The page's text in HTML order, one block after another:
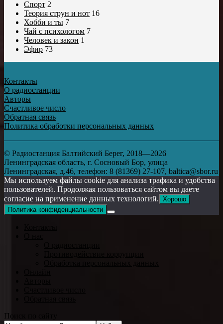
Спорт 2
Теория струн и нот 16
Хобби и ты 7
Чай с психологом 7
Человек и закон 1
Эфир 73
Контакты
О радиостанции
Авторы
Счастливое число
Обратная связь
Политика обработки персональных данных
© Радиостанция Балтийский Берег, 2018—2026
Ленинградская область, г. Сосновый Бор, улица
Ленинградская, д.46, телефон: 8 (81369) 27-107, baltica@sbor.ru
Мы используем файлы cookie для анализа трафика и удобства
пользователей. Продолжая пользоваться сайтом вы даете
согласие на применение данных технологий. Хорошо
Политика конфиденциальности
Поиск по сайту